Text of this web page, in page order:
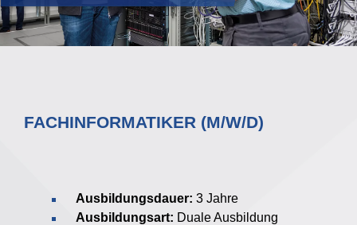
FACHINFORMATIKER (M/W/D)
Ausbildungsdauer: 3 Jahre
Ausbildungsart: Duale Ausbildung